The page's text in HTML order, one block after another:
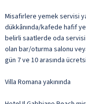
Misafirlere yemek servisi
dükkânında/kafede hafif
belirli saatlerde oda
olan bar/oturma salonu
gün 7 ve 10 arasında
Villa Romana yakınında